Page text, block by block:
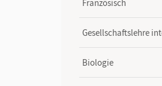
Französisch
Gesellschaftslehre
Biologie